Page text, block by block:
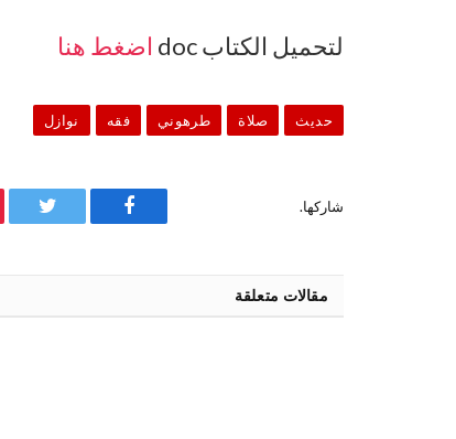
لتحميل الكتاب doc اضغط هنا
حديث صلاة طرهوني فقه نوازل
شاركها.
فيسبوك تويتر
مقالات متعلقة